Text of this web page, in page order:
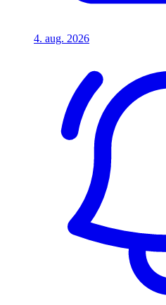
4. aug. 2026